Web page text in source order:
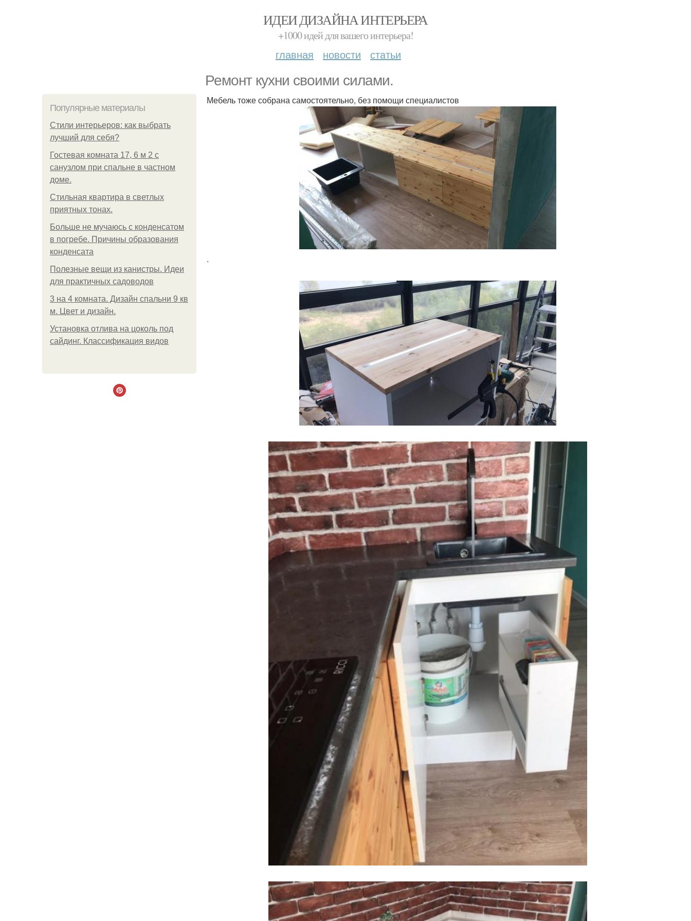
ИДЕИ ДИЗАЙНА ИНТЕРЬЕРА
+1000 идей для вашего интерьера!
главная новости статьи
Ремонт кухни своими силами.
Популярные материалы
Стили интерьеров: как выбрать
лучший для себя?
Гостевая комната 17, 6 м 2 с
санузлом при спальне в частном
доме.
Стильная квартира в светлых
приятных тонах.
Больше не мучаюсь с конденсатом
в погребе. Причины образования
конденсата
Полезные вещи из канистры. Идеи
для практичных садоводов
3 на 4 комната. Дизайн спальни 9 кв
м. Цвет и дизайн.
Установка отлива на цоколь под
сайдинг. Классификация видов
Мебель тоже собрана самостоятельно, без помощи специалистов
.